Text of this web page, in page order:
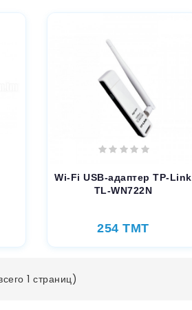
Wi-Fi USB-адаптер TP-Link
TL-WN722N
254 TMT
1 страниц)